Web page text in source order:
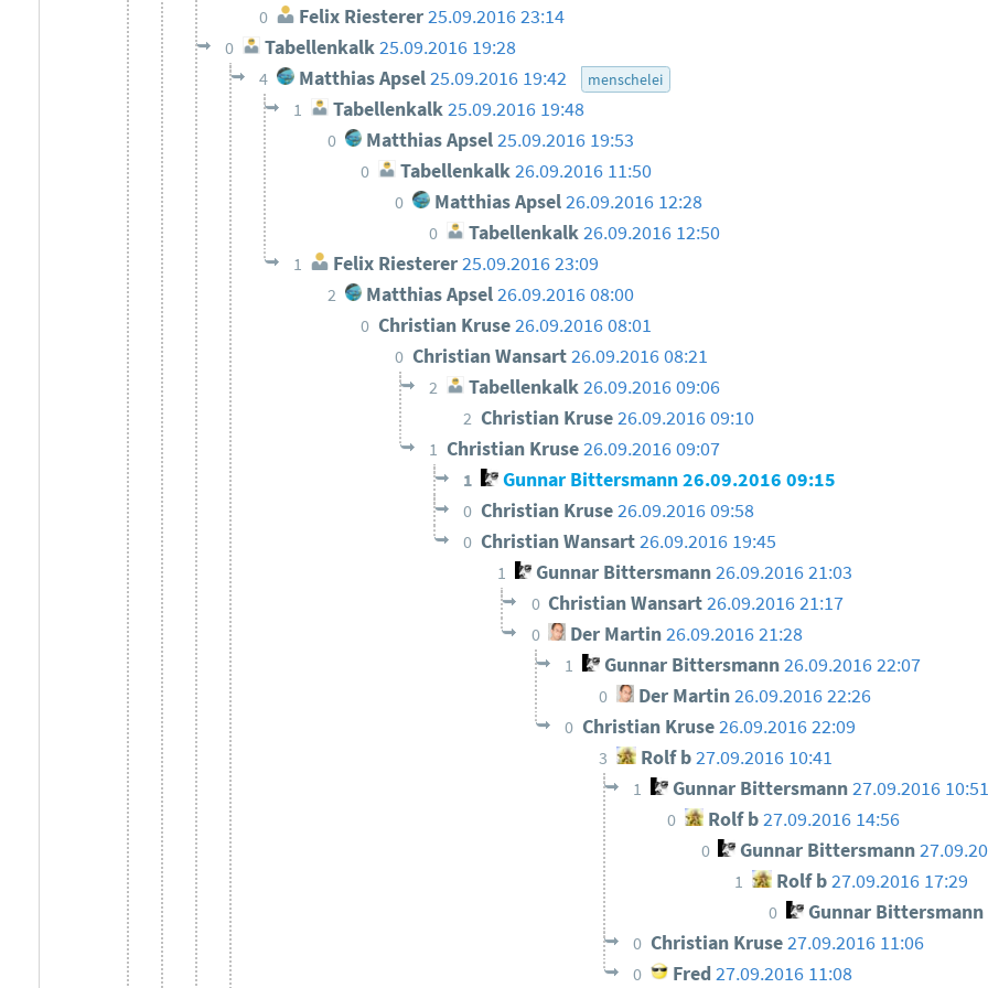
0 Felix Riesterer25.09.2016 23:14
0 Tabellenkalk25.09.2016 19:28
4 Matthias Apsel25.09.2016 19:42 menschelei
1 Tabellenkalk 25.09.2016 19:48
0 Matthias Apsel25.09.2016 19:53
0 Tabellenkalk26.09.2016 11:50
0 Matthias Apsel26.09.2016 12:28
0 Tabellenkalk26.09.2016 12:50
1 Felix Riesterer 25.09.2016 23:09
2 Matthias Apsel26.09.2016 08:00
0 Christian Kruse26.09.2016 08:01
0 Christian Wansart26.09.2016 08:21
2 Tabellenkalk26.09.2016 09:06
2 Christian Kruse26.09.2016 09:10
1 Christian Kruse26.09.2016 09:07
1 Gunnar Bittersmann26.09.2016 09:15
0 Christian Kruse26.09.2016 09:58
0 Christian Wansart26.09.2016 19:45
1 Gunnar Bittersmann 26.09.2016 21:03
0 Christian Wansart26.09.2016 21:17
0 Der Martin26.09.2016 21:28
1 Gunnar Bittersmann26.09.2016 22:07
0 Der Martin26.09.2016 22:26
0 Christian Kruse26.09.2016 22:09
3 Rolf b27.09.2016 10:41
1 Gunnar Bittersmann27.09.2016 10:51
0 Rolf b27.09.2016 14:56
0 Gunnar Bittersmann
1 Rolf b27.09.2016 17:29
0 Gunnar Bittersmann
0 Christian Kruse27.09.2016 11:06
0 Fred 27.09.2016 11:08